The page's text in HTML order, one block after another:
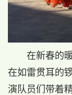
在新春的
在如雷贯耳的
演队员们带着